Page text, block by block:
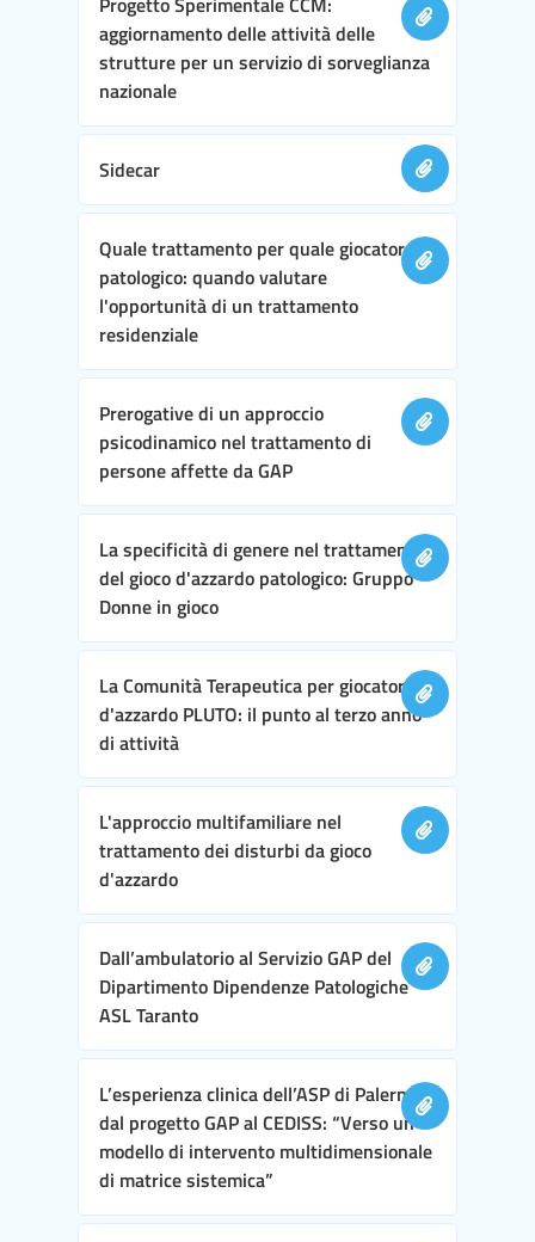
aggiornamento delle attività delle
strutture per un servizio di sorveglianza
nazionale
Sidecar
Quale trattamento per quale giocatore
patologico: quando valutare
l'opportunità di un trattamento
residenziale
Prerogative di un approccio
psicodinamico nel trattamento di
persone affette da GAP
La specificità di genere nel trattamento
del gioco d'azzardo patologico: Gruppo
Donne in gioco
La Comunità Terapeutica per giocatori
d'azzardo PLUTO: il punto al terzo anno
di attività
L'approccio multifamiliare nel
trattamento dei disturbi da gioco
d'azzardo
Dall’ambulatorio al Servizio GAP del
Dipartimento Dipendenze Patologiche
ASL Taranto
L’esperienza clinica dell’ASP di Palermo,
dal progetto GAP al CEDISS: “Verso un
modello di intervento multidimensionale
di matrice sistemica”